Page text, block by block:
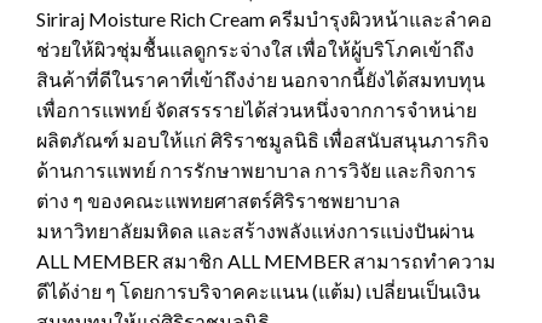
Siriraj Moisture Rich Cream ครีมบำรุงผิวหน้าและลำคอ
ช่วยให้ผิวชุ่มชื้นแลดูกระจ่างใส เพื่อให้ผู้บริโภคเข้าถึง
สินค้าที่ดีในราคาที่เข้าถึงง่าย นอกจากนี้ยังได้สมทบทุน
เพื่อการแพทย์ จัดสรรรายได้ส่วนหนึ่งจากการจำหน่าย
ผลิตภัณฑ์ มอบให้แก่ ศิริราชมูลนิธิ เพื่อสนับสนุนภารกิจ
ด้านการแพทย์ การรักษาพยาบาล การวิจัย และกิจการ
ต่าง ๆ ของคณะแพทยศาสตร์ศิริราชพยาบาล
มหาวิทยาลัยมหิดล และสร้างพลังแห่งการแบ่งปันผ่าน
ALL MEMBER สมาชิก ALL MEMBER สามารถทำความ
ดีได้ง่าย ๆ โดยการบริจาคคะแนน (แต้ม) เปลี่ยนเป็นเงิน